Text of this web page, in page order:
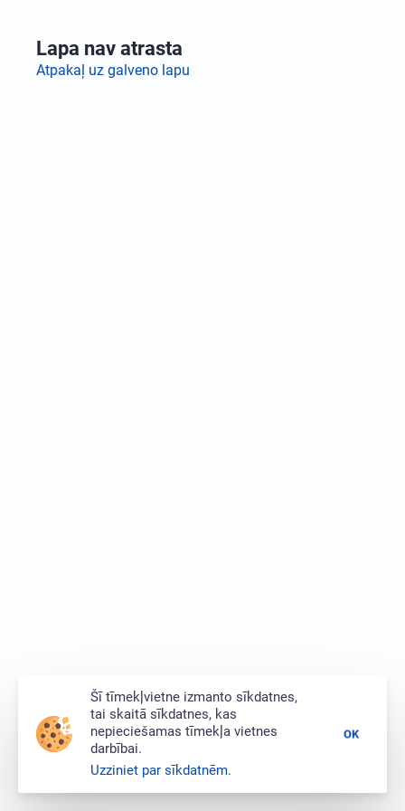
Lapa nav atrasta
Atpakaļ uz galveno lapu
Šī tīmekļvietne izmanto sīkdatnes,
tai skaitā sīkdatnes, kas
nepieciešamas tīmekļa vietnes
darbībai.
Uzziniet par sīkdatnēm.
OK